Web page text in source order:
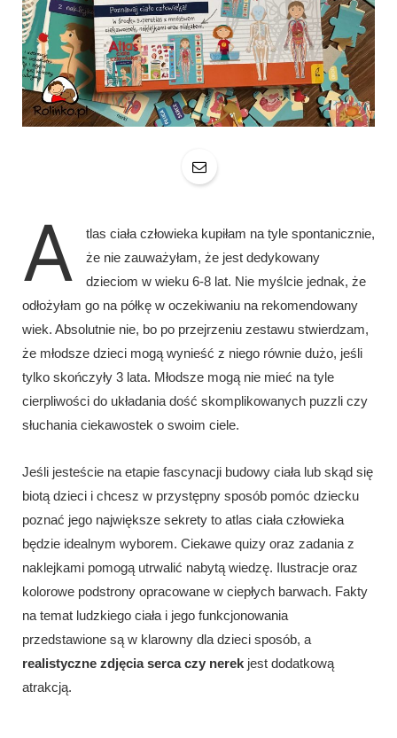
A
tlas ciała człowieka kupiłam na tyle spontanicznie,
że nie zauważyłam, że jest dedykowany
dzieciom w wieku 6-8 lat. Nie myślcie jednak, że
odłożyłam go na półkę w oczekiwaniu na rekomendowany
wiek. Absolutnie nie, bo po przejrzeniu zestawu stwierdzam,
że młodsze dzieci mogą wynieść z niego równie dużo, jeśli
tylko skończyły 3 lata. Młodsze mogą nie mieć na tyle
cierpliwości do układania dość skomplikowanych puzzli czy
słuchania ciekawostek o swoim ciele.
Jeśli jesteście na etapie fascynacji budowy ciała lub skąd się
biotą dzieci i chcesz w przystępny sposób pomóc dziecku
poznać jego największe sekrety to atlas ciała człowieka
będzie idealnym wyborem. Ciekawe quizy oraz zadania z
naklejkami pomogą utrwalić nabytą wiedzę. Ilustracje oraz
kolorowe podstrony opracowane w ciepłych barwach. Fakty
na temat ludzkiego ciała i jego funkcjonowania
przedstawione są w klarowny dla dzieci sposób, a
realistyczne zdjęcia serca czy nerek jest dodatkową
atrakcją.